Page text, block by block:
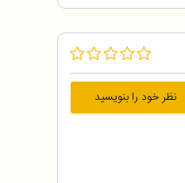
نظر خود را بنویسید